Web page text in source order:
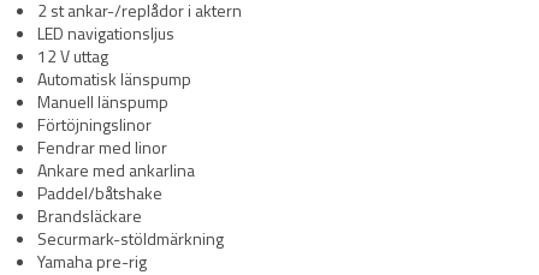
2 st ankar-/replådor i aktern
LED navigationsljus
12 V uttag
Automatisk länspump
Manuell länspump
Förtöjningslinor
Fendrar med linor
Ankare med ankarlina
Paddel/båtshake
Brandsläckare
Securmark-stöldmärkning
Yamaha pre-rig